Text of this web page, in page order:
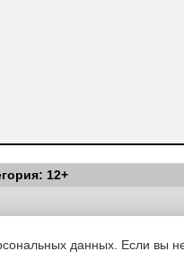
12+
|Политика
данных. Если вы